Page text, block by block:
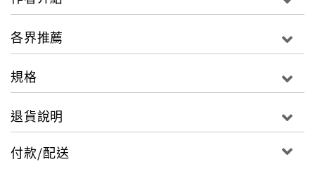
中每天一大堆鳥事瞬間變精采！
各界推薦
規格
退貨說明
付款/配送